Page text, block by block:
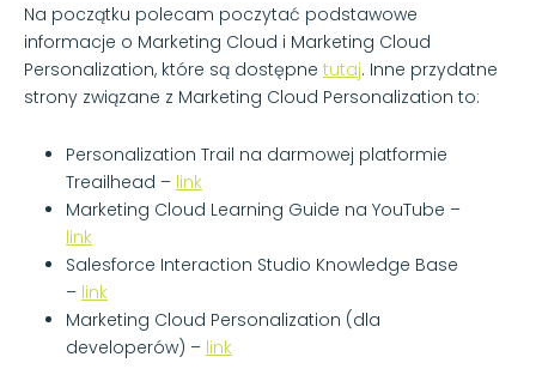
Na początku polecam poczytać podstawowe
informacje o Marketing Cloud i Marketing Cloud
Personalization, które są dostępne tutaj. Inne przydatne
strony związane z Marketing Cloud Personalization to:
Personalization Trail na darmowej platformie
Treailhead – link
Marketing Cloud Learning Guide na YouTube –
link
Salesforce Interaction Studio Knowledge Base
– link
Marketing Cloud Personalization (dla
developerów) – link